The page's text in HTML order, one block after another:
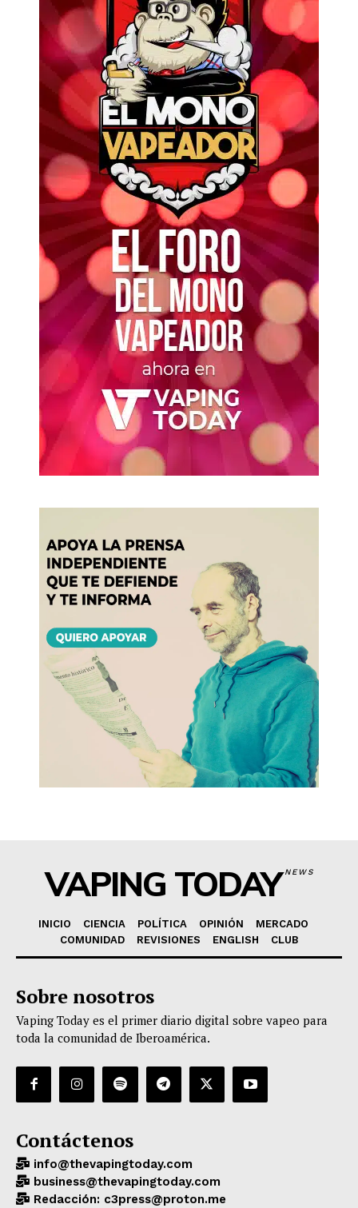
VAPING TODAYNEWS
INICIO CIENCIA POLÍTICA OPINIÓN
MERCADO
COMUNIDAD
REVISIONES ENGLISH CLUB
Sobre nosotros
Vaping Today es el primer diario digital sobre vapeo para
toda la comunidad de Iberoamérica.
Contáctenos
info@thevapingtoday.com
business@thevapingtoday.com
Redacción: c3press@proton.me